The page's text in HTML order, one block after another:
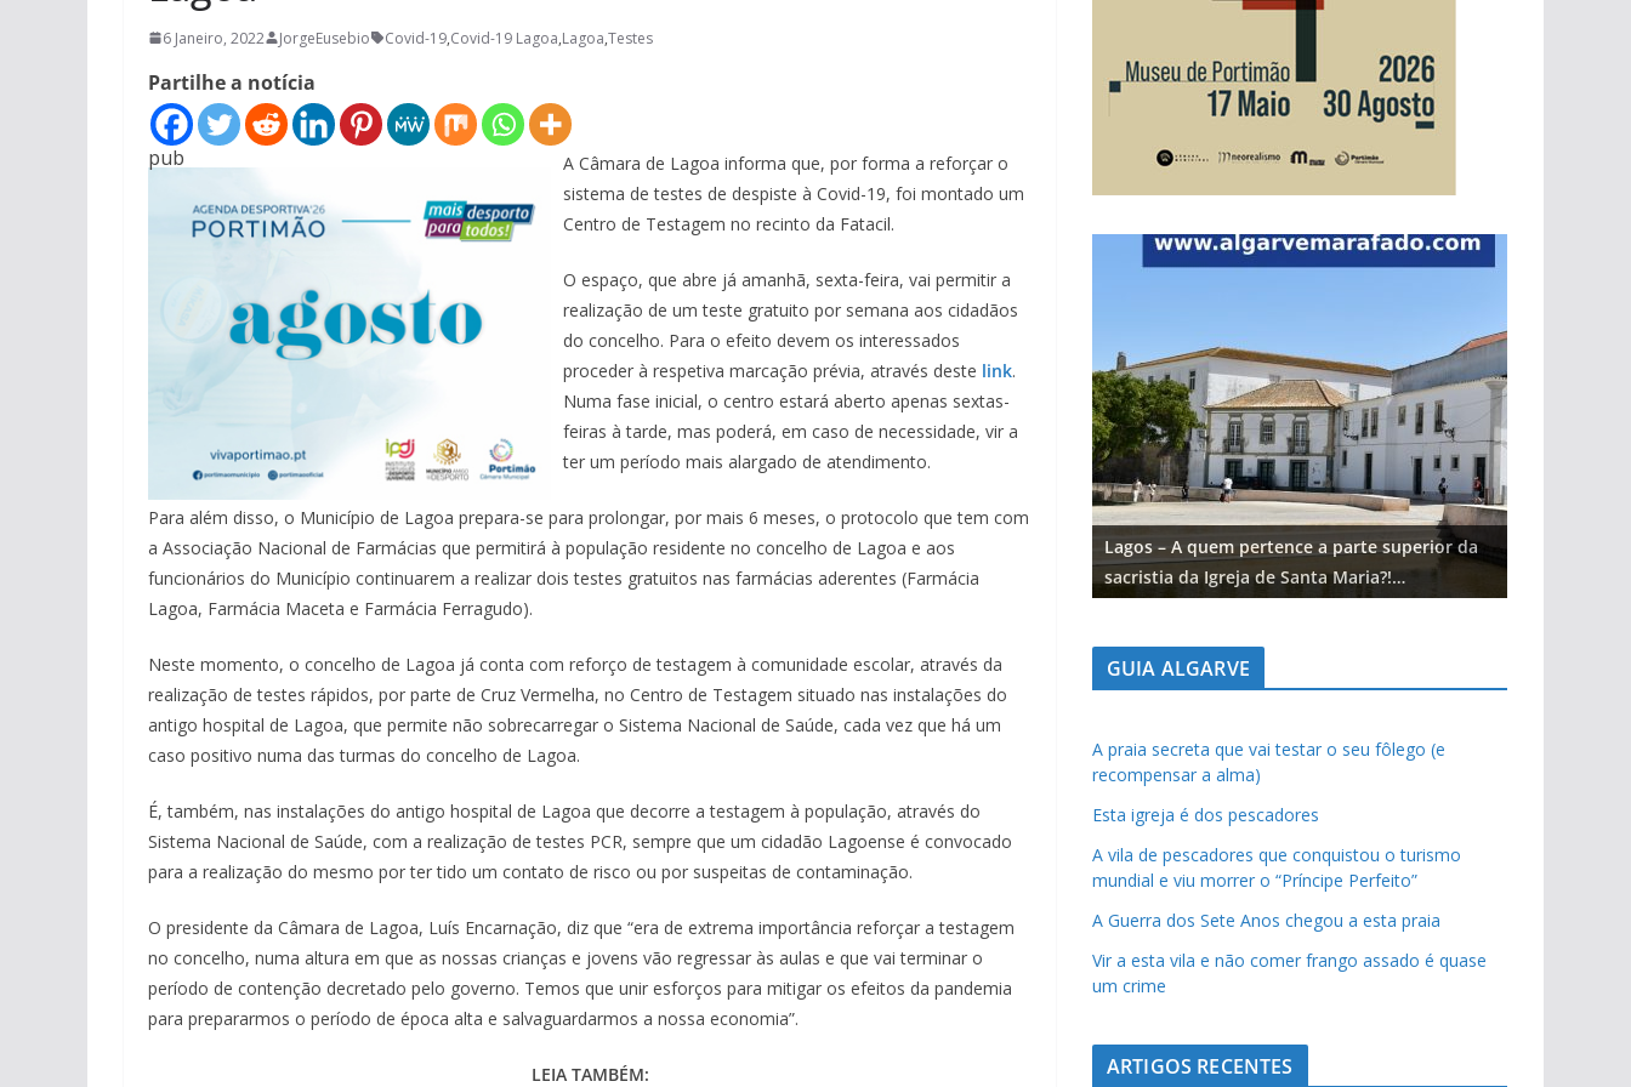
6 Janeiro, 2022 JorgeEusebio Covid-19,Covid-19 Lagoa,Lagoa,Testes
Partilhe a notícia
pub
A Câmara de Lagoa informa que, por forma a reforçar o
sistema de testes de despiste à Covid-19, foi montado um
Centro de Testagem no recinto da Fatacil.
O espaço, que abre já amanhã, sexta-feira, vai permitir a
realização de um teste gratuito por semana aos cidadãos
do concelho. Para o efeito devem os interessados
proceder à respetiva marcação prévia, através deste link.
Numa fase inicial, o centro estará aberto apenas sextas-
feiras à tarde, mas poderá, em caso de necessidade, vir a
ter um período mais alargado de atendimento.
Para além disso, o Município de Lagoa prepara-se para prolongar, por mais 6 meses, o protocolo que tem com
a Associação Nacional de Farmácias que permitirá à população residente no concelho de Lagoa e aos
funcionários do Município continuarem a realizar dois testes gratuitos nas farmácias aderentes (Farmácia
Lagoa, Farmácia Maceta e Farmácia Ferragudo).
Neste momento, o concelho de Lagoa já conta com reforço de testagem à comunidade escolar, através da
realização de testes rápidos, por parte de Cruz Vermelha, no Centro de Testagem situado nas instalações do
antigo hospital de Lagoa, que permite não sobrecarregar o Sistema Nacional de Saúde, cada vez que há um
caso positivo numa das turmas do concelho de Lagoa.
É, também, nas instalações do antigo hospital de Lagoa que decorre a testagem à população, através do
Sistema Nacional de Saúde, com a realização de testes PCR, sempre que um cidadão Lagoense é convocado
para a realização do mesmo por ter tido um contato de risco ou por suspeitas de contaminação.
O presidente da Câmara de Lagoa, Luís Encarnação, diz que “era de extrema importância reforçar a testagem
no concelho, numa altura em que as nossas crianças e jovens vão regressar às aulas e que vai terminar o
período de contenção decretado pelo governo. Temos que unir esforços para mitigar os efeitos da pandemia
para prepararmos o período de época alta e salvaguardarmos a nossa economia”.
LEIA TAMBÉM:
Lagos – A quem pertence a parte superior da
sacristia da Igreja de Santa Maria?!…
Lagos – A quem pertence a parte superior da
sacristia da Igreja de Santa Maria?!…
GUIA ALGARVE
A praia secreta que vai testar o seu fôlego (e
recompensar a alma)
Esta igreja é dos pescadores
A vila de pescadores que conquistou o turismo
mundial e viu morrer o “Príncipe Perfeito”
A Guerra dos Sete Anos chegou a esta praia
Vir a esta vila e não comer frango assado é quase
um crime
ARTIGOS RECENTES